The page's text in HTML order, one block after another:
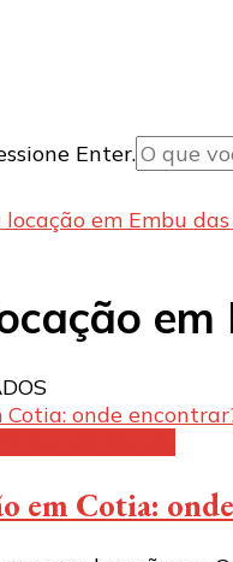
Enter.
em Embu
em
em Cotia: